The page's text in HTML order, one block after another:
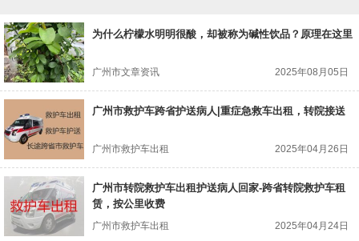
为什么柠檬水明明很酸，却被称为碱性饮品？原理在这里
广州市文章资讯 2025年08月05日
广州市救护车跨省护送病人|重症急救车出租，转院接送
广州市救护车出租 2025年04月26日
广州市转院救护车出租护送病人回家-跨省转院救护车租
赁，按公里收费
广州市救护车出租 2025年04月24日